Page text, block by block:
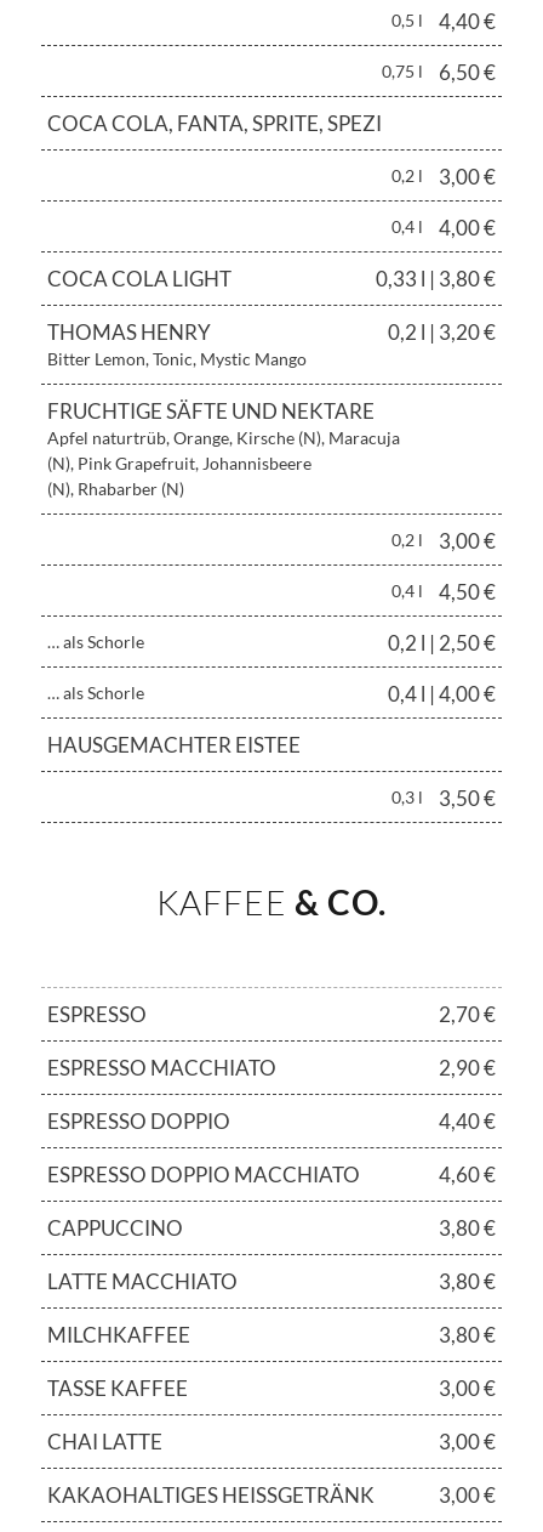
4,40 €
0,5 l
6,50 €
0,75 l
COCA COLA, FANTA, SPRITE, SPEZI
3,00 €
0,2 l
4,00 €
0,4 l
COCA COLA LIGHT 0,33 l | 3,80 €
THOMAS HENRY 0,2 l | 3,20 €
Bitter Lemon, Tonic, Mystic Mango
FRUCHTIGE SÄFTE UND NEKTARE
Apfel naturtrüb, Orange, Kirsche (N), Maracuja
(N), Pink Grapefruit, Johannisbeere
(N), Rhabarber (N)
3,00 €
0,2 l
4,50 €
0,4 l
0,2 l | 2,50 €
… als Schorle
0,4 l | 4,00 €
… als Schorle
HAUSGEMACHTER EISTEE
3,50 €
0,3 l
KAFFEE & CO.
ESPRESSO 2,70 €
ESPRESSO MACCHIATO 2,90 €
ESPRESSO DOPPIO 4,40 €
ESPRESSO DOPPIO MACCHIATO 4,60 €
CAPPUCCINO 3,80 €
LATTE MACCHIATO 3,80 €
MILCHKAFFEE 3,80 €
TASSE KAFFEE 3,00 €
CHAI LATTE 3,00 €
KAKAOHALTIGES HEISSGETRÄNK 3,00 €